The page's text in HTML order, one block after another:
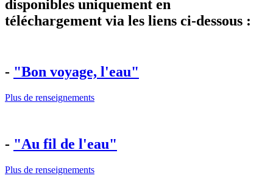
disponibles uniquement en
téléchargement via les liens ci-dessous :
- "Bon voyage, l'eau"
Plus de renseignements
- "Au fil de l'eau"
Plus de renseignements